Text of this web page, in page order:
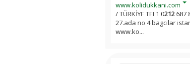
www.kolidukkani.com
/ TÜRKİYE TEL1 0212 687
27.ada no 4 bagcilar
www.ko...